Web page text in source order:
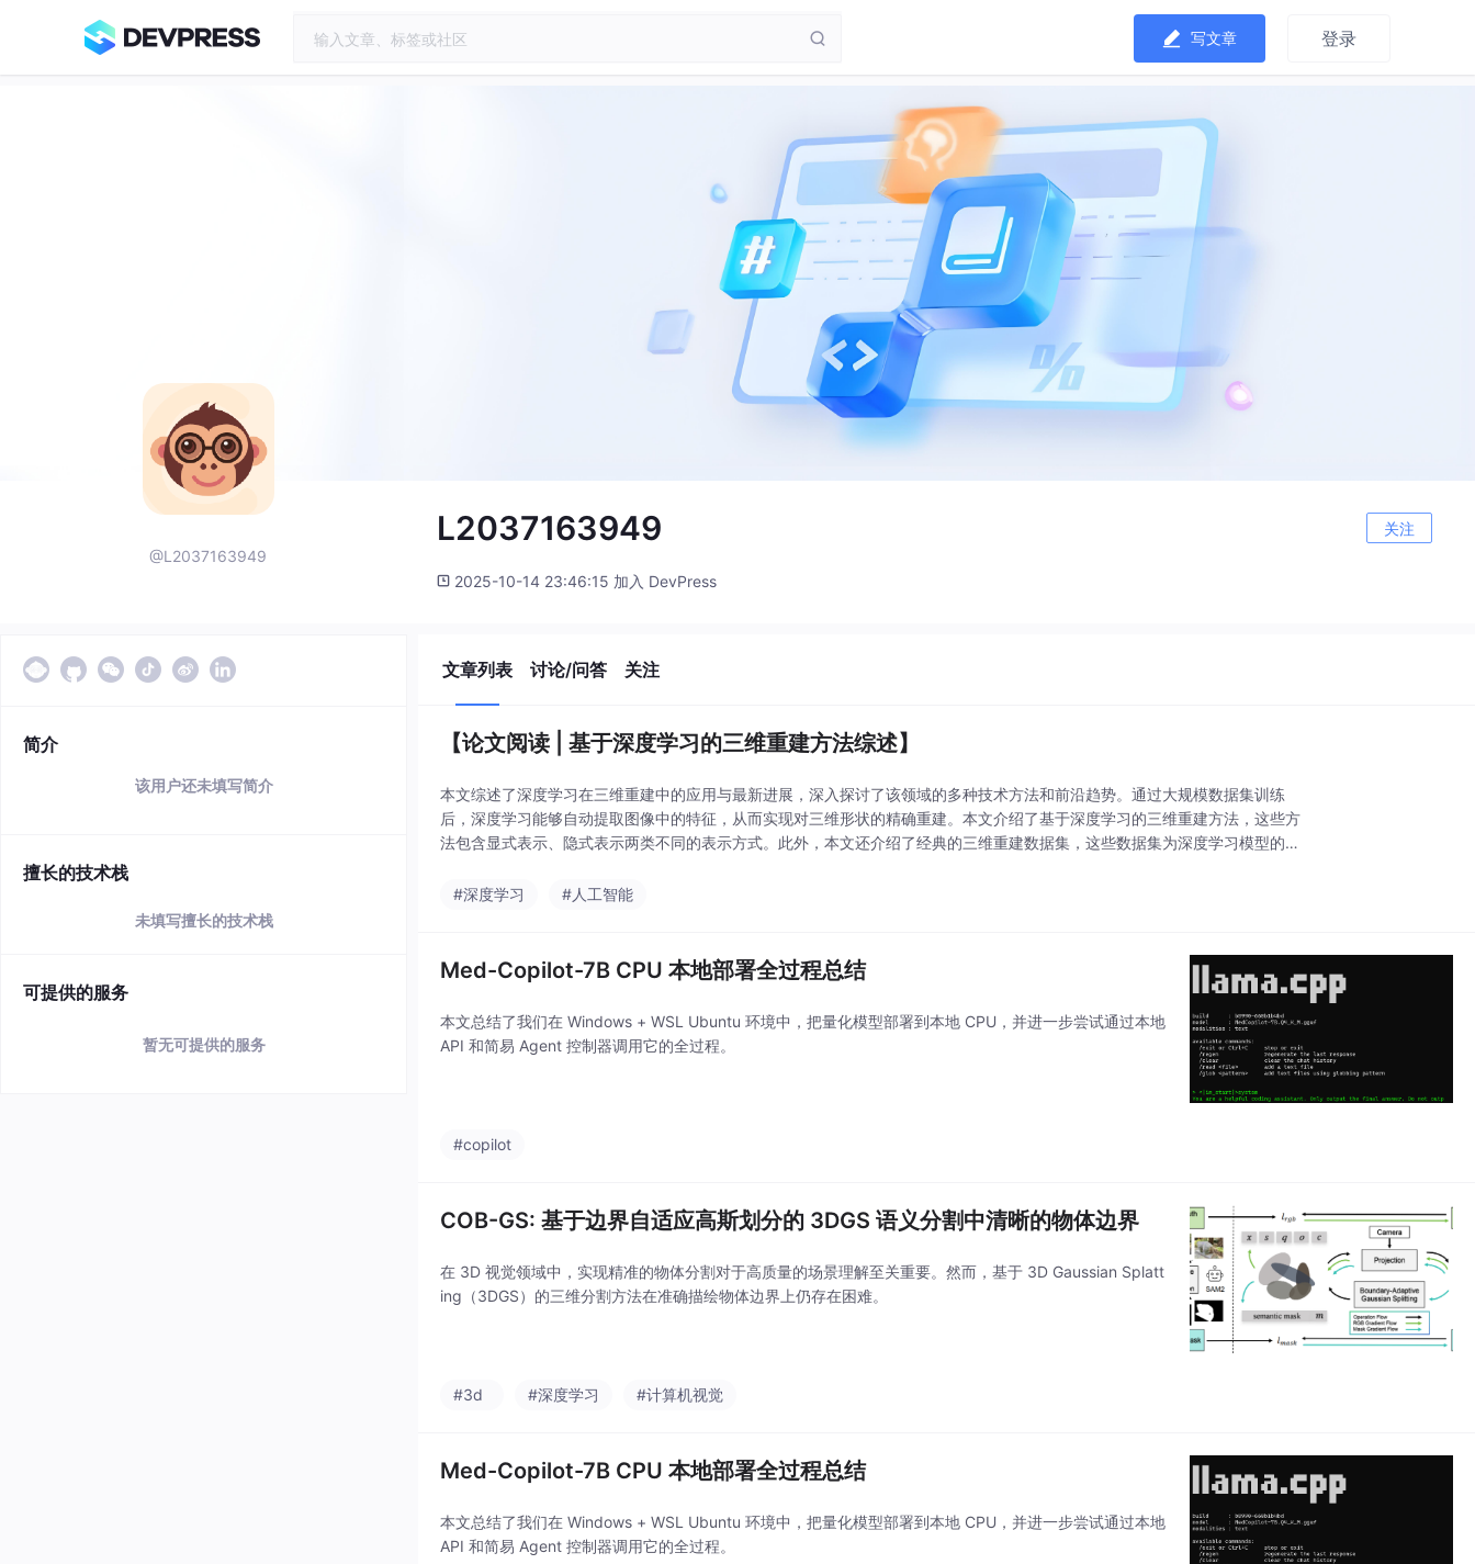
写文章 登录
@L2037163949
L2037163949 关注
2025-10-14 23:46:15 加入 DevPress
简介
该用户还未填写简介
擅长的技术栈
未填写擅长的技术栈
可提供的服务
暂无可提供的服务
文章列表 讨论/问答 关注
【论文阅读 | 基于深度学习的三维重建方法综述】
本文综述了深度学习在三维重建中的应用与最新进展，深入探讨了该领域的多种技术方法和前沿趋势。通过大规模数据集训练
后，深度学习能够自动提取图像中的特征，从而实现对三维形状的精确重建。本文介绍了基于深度学习的三维重建方法，这些方
法包含显式表示、隐式表示两类不同的表示方式。此外，本文还介绍了经典的三维重建数据集，这些数据集为深度学习模型的训
#深度学习
#人工智能
Med-Copilot-7B CPU 本地部署全过程总结
本文总结了我们在 Windows + WSL Ubuntu 环境中，把量化模型部署到本地 CPU，并进一步尝试通过本地
API 和简易 Agent 控制器调用它的全过程。
#copilot
COB-GS: 基于边界自适应高斯划分的 3DGS 语义分割中清晰的物体边界
在 3D 视觉领域中，实现精准的物体分割对于高质量的场景理解至关重要。然而，基于 3D Gaussian Splatt
ing（3DGS）的三维分割方法在准确描绘物体边界上仍存在困难。
#3d #深度学习 #计算机视觉
Med-Copilot-7B CPU 本地部署全过程总结
本文总结了我们在 Windows + WSL Ubuntu 环境中，把量化模型部署到本地 CPU，并进一步尝试通过本地
API 和简易 Agent 控制器调用它的全过程。